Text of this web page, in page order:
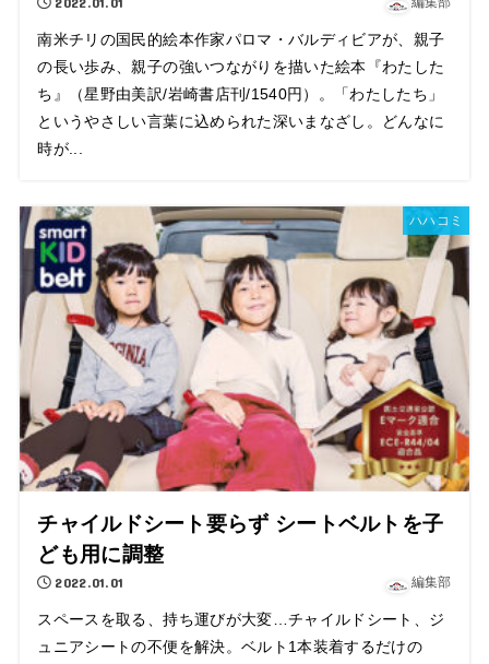
南米チリの国民的絵本作家パロマ・バルディビアが、親子
の長い歩み、親子の強いつながりを描いた絵本『わたした
ち』（星野由美訳/岩崎書店刊/1540円）。「わたしたち」
というやさしい言葉に込められた深いまなざし。どんなに
時が...
ハハコミ
チャイルドシート要らず シートベルトを子
ども用に調整
2022.01.01 編集部
スペースを取る、持ち運びが大変…チャイルドシート、ジ
ュニアシートの不便を解決。ベルト1本装着するだけの